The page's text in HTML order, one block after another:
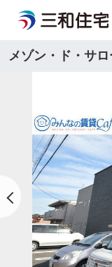
メゾン・ド・サ